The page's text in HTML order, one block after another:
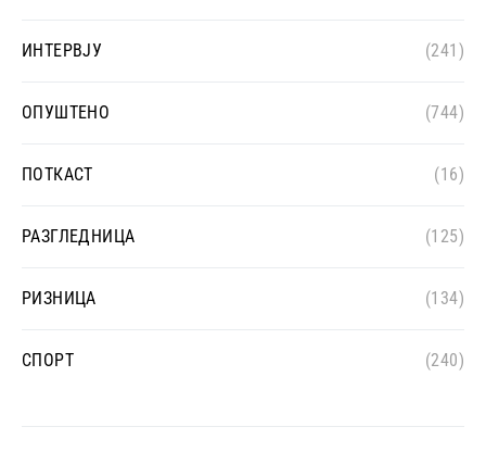
ИНТЕРВЈУ (241)
ОПУШТЕНО (744)
ПОТКАСТ (16)
РАЗГЛЕДНИЦА (125)
РИЗНИЦА (134)
СПОРТ (240)